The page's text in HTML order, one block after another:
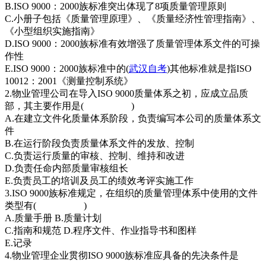
B.ISO 9000：2000族标准突出体现了8项质量管理原则
C.小册子包括《质量管理原理》、《质量经济性管理指南》、
《小型组织实施指南》
D.ISO 9000：2000族标准有效增强了质量管理体系文件的可操
作性
E.ISO 9000：2000族标准中的(武汉自考)其他标准就是指ISO
10012：2001《测量控制系统》
2.物业管理公司在导入ISO 9000质量体系之初，应成立品质
部，其主要作用是( )
A.在建立文件化质量体系阶段，负责编写本公司的质量体系文
件
B.在运行阶段负责质量体系文件的发放、控制
C.负责运行质量的审核、控制、维持和改进
D.负责任命内部质量审核组长
E.负责员工的培训及员工的绩效考评实施工作
3.ISO 9000族标准规定，在组织的质量管理体系中使用的文件
类型有( )
A.质量手册 B.质量计划
C.指南和规范 D.程序文件、作业指导书和图样
E.记录
4.物业管理企业贯彻ISO 9000族标准应具备的先决条件是